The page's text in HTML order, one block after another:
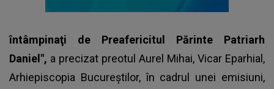
întâmpinaţi de Preafericitul Părinte Patriarh
Daniel", a precizat preotul Aurel Mihai, Vicar Eparhial,
Arhiepiscopia Bucureștilor, în cadrul unei emisiuni,